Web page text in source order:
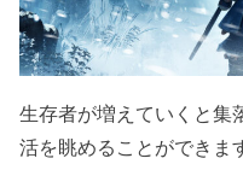
生存者が増えていくと集
活を眺めることができま